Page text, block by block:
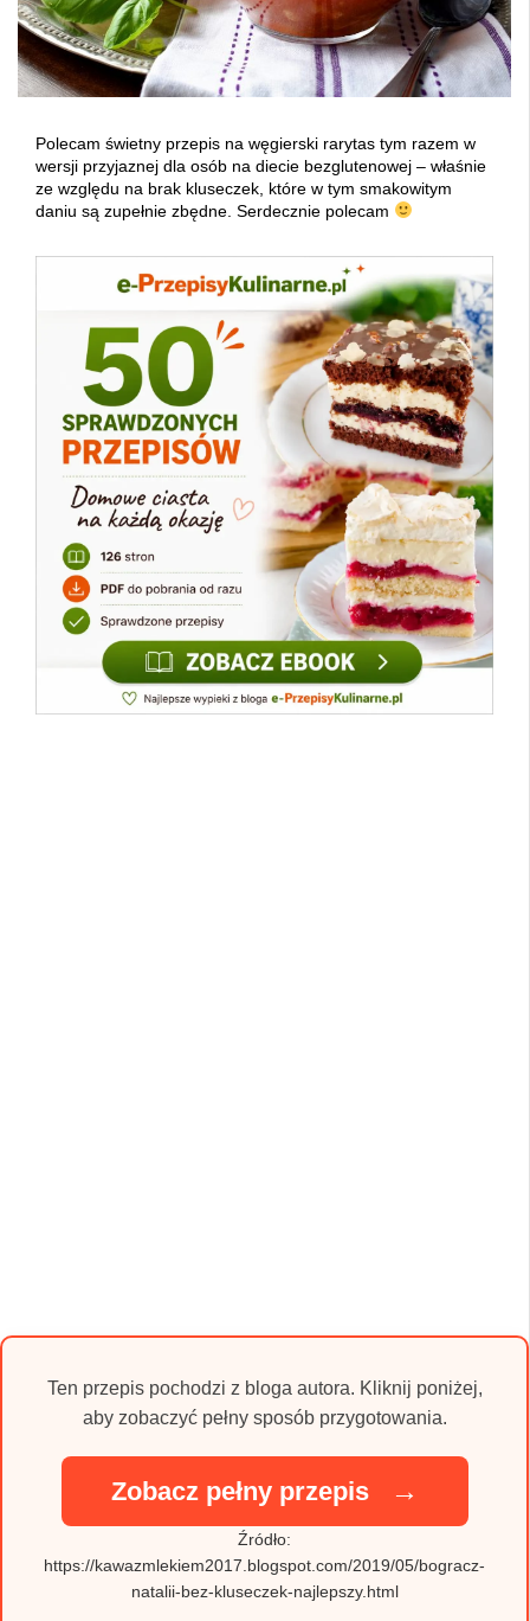
Polecam świetny przepis na węgierski rarytas tym razem w
wersji przyjaznej dla osób na diecie bezglutenowej – właśnie
ze względu na brak kluseczek, które w tym smakowitym
daniu są zupełnie zbędne. Serdecznie polecam
Ten przepis pochodzi z bloga autora. Kliknij poniżej,
aby zobaczyć pełny sposób przygotowania.
Zobacz pełny przepis →
Źródło:
https://kawazmlekiem2017.blogspot.com/2019/05/bogracz-
natalii-bez-kluseczek-najlepszy.html